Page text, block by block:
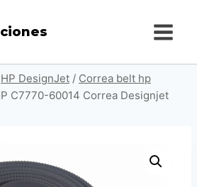
HP DesignJet / Correa belt hp
C7770-60014 Correa Designjet